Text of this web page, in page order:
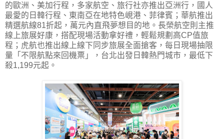
的歐洲、美加行程，多家航空、旅行社亦推出亞洲行，國人
最愛的日韓行程、東南亞在地特色峴港、菲律賓；華航推出
精選航線81折起，萬元內直飛夢想目的地。長榮航空則主推
線上旅展好康，搭配現場活動拿好禮，輕鬆規劃高CP值旅
程；虎航也推出線上線下同步旅展全面搶客，每日現場抽限
量「不限航點來回機票」，台北出發日韓熱門城市，最低下
殺1,199元起。